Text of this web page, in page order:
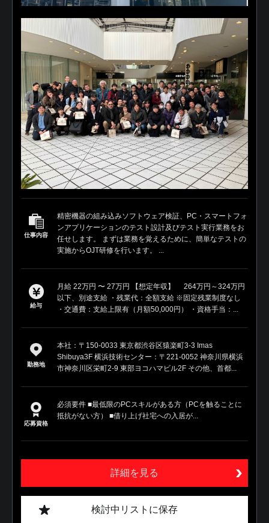
仕事内容
精密機器の組み込みソフトウェア検証、PC・スマートフォ
ンアプリケーションのテスト設計及びテスト実行業務をお
任せします。 まずは業務を覚えるために、簡単なテストの
実施からOJT研修を行います。 ...
給与
月給 22万円 〜 27万円 【想定年収】 264万円～324万円
以下、別途支給 ・残業代：全額支給 ※固定残業制度なし
・交通費：支給上限有（月額50,000円） ・資格手当：...
勤務地
本社：〒150-0033 東京都渋谷区猿楽町3-3 Imas
Shibuya3F 横浜技術センター：〒221-0052 神奈川県横浜
市神奈川区栄町2-9 東部ヨコハマビル2F その他、首都...
応募資格
必須要件 ■最低限のPCスキルがある方（PCを触ることに
抵抗がない方） ■借り上げ社宅への入居が...
詳細を見る
検討中リストに保存